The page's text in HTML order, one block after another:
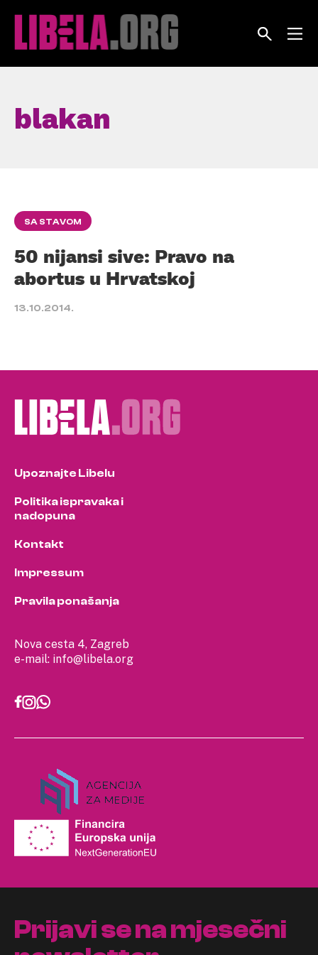
blakan
SA STAVOM
50 nijansi sive: Pravo na
abortus u Hrvatskoj
13.10.2014.
Nova cesta 4, Zagreb
e-mail: info@libela.org
Upoznajte Libelu
Politika ispravaka i
nadopuna
Kontakt
Impressum
Pravila ponašanja
Prijavi se na mjesečni